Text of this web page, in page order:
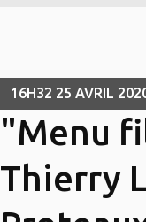
16H32 25 AVRIL
"Menu
Thierry